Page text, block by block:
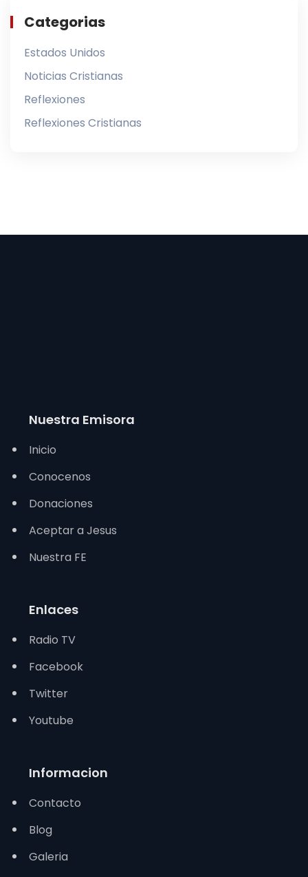
Categorias
Estados Unidos
Noticias Cristianas
Reflexiones
Reflexiones Cristianas
Nuestra Emisora
Inicio
Conocenos
Donaciones
Aceptar a Jesus
Nuestra FE
Enlaces
Radio TV
Facebook
Twitter
Youtube
Informacion
Contacto
Blog
Galeria